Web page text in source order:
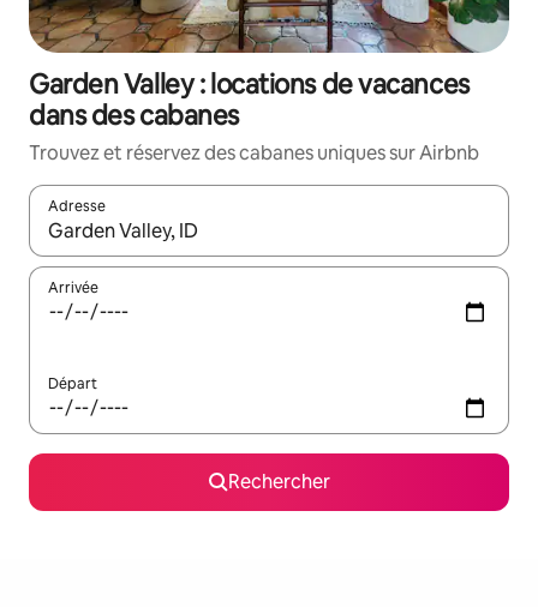
Garden Valley : locations de vacances
dans des cabanes
Trouvez et réservez des cabanes uniques sur Airbnb
Adresse
Lorsque les résultats s'affichent, utilisez les flèches vers le
Arrivée
Départ
Rechercher